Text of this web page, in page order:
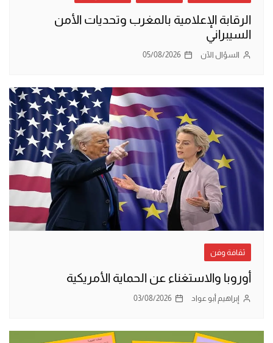
الرقابة الإعلامية بالمغرب وتحديات الأمن
السيبراني
السؤال الآن 05/08/2026
ثقافة وفن
أوروبا والاستغناء عن الحماية الأمريكية
إبراهيم أبو عواد 03/08/2026